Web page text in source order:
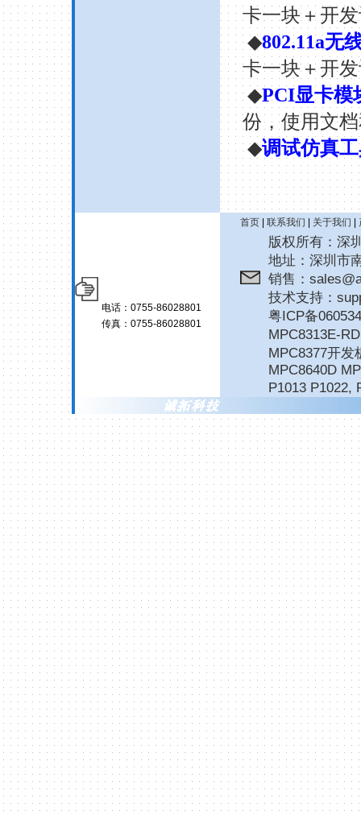
卡一块＋开
◆802.11a无
卡一块＋开
◆PCI显卡模
份，使用文
◆调试仿真
电话：0755-86028801
传真：0755-86028801
首页| 联系我们 关于我们
版权所有：深
地址：深圳市
销售：
技术支持：
粤ICP备
MPC8313E-
MPC8377开发
MPC8640D
P1013 P1022,